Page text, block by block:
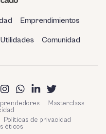
Emprendimientos
Utilidades Comunidad
Masterclass
Políticas de privacidad
éticos